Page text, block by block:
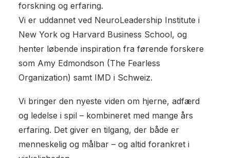
forskning og erfaring.
Vi er uddannet ved NeuroLeadership Institute i
New York og Harvard Business School, og
henter løbende inspiration fra førende forskere
som Amy Edmondson (The Fearless
Organization) samt IMD i Schweiz.
Vi bringer den nyeste viden om hjerne, adfærd
og ledelse i spil – kombineret med mange års
erfaring. Det giver en tilgang, der både er
menneskelig og målbar – og altid forankret i